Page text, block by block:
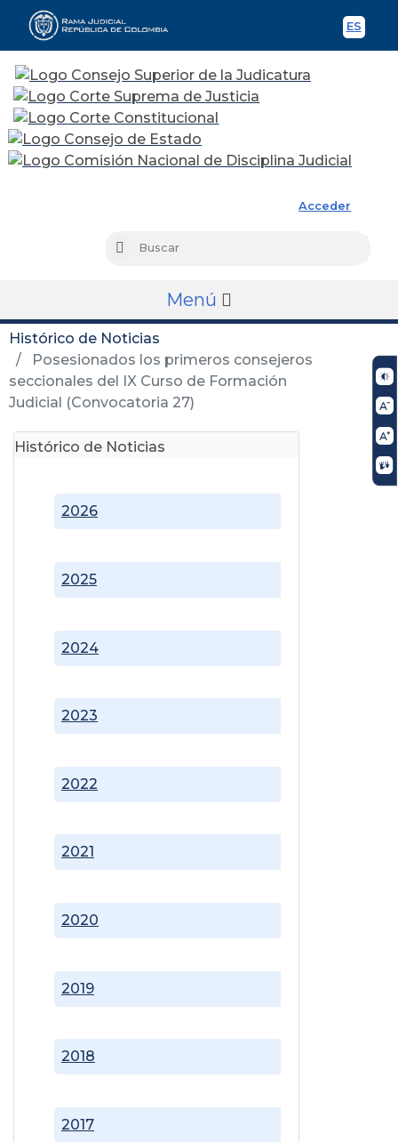
ES
Acceder
Buscar
Menú
Histórico de Noticias
Posesionados los primeros consejeros
seccionales del IX Curso de Formación
Judicial (Convocatoria 27)
Histórico de Noticias
2017
2018
2019
2020
2021
2022
2023
2024
2025
2026